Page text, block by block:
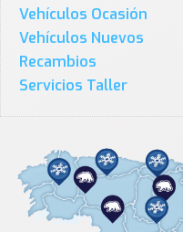
Vehículos Ocasión
Vehículos Nuevos
Recambios
Servicios Taller